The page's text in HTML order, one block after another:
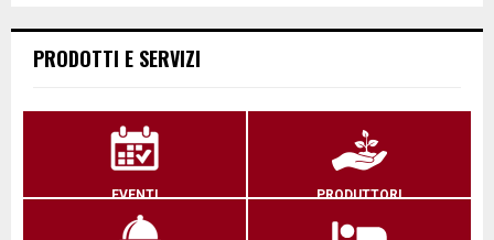
PRODOTTI E SERVIZI
EVENTI PRODUTTORI